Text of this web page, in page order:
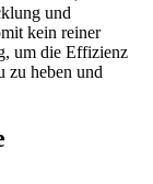
und
kein reiner
um die Effizienz
zu heben und